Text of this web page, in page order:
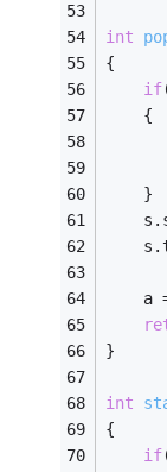
int
{
if
    {
    }
a
}
int
{
if